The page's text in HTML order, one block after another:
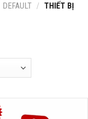
DEFAULT / THIẾT BỊ